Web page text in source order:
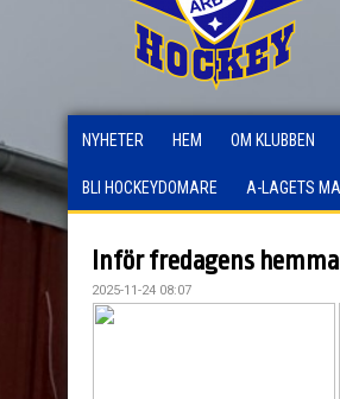
NYHETER HEM OM KLUBBEN
BLI HOCKEYDOMARE A-LAGETS
Inför fredagens
2025-11-24 08:07